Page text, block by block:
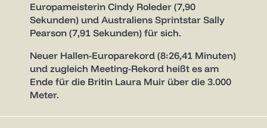
Europameisterin Cindy Roleder (7,90
Sekunden) und Australiens Sprintstar Sally
Pearson (7,91 Sekunden) für sich.
Neuer Hallen-Europarekord (8:26,41 Minuten)
und zugleich Meeting-Rekord heißt es am
Ende für die Britin Laura Muir über die 3.000
Meter.